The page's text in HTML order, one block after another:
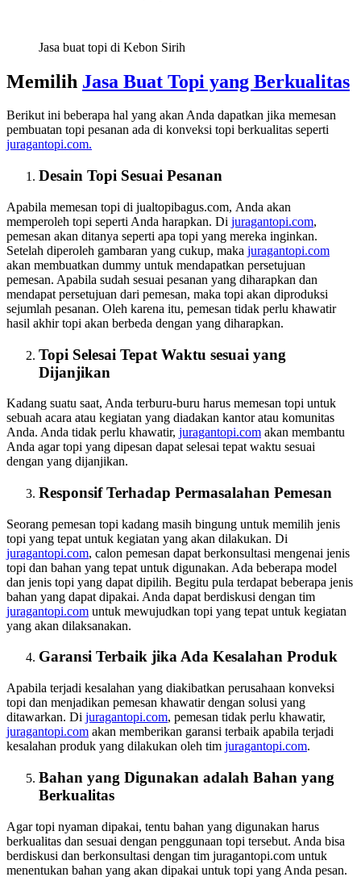
Jasa buat topi di Kebon Sirih
Memilih Jasa Buat Topi yang Berkualitas
Berikut ini beberapa hal yang akan Anda dapatkan jika memesan
pembuatan topi pesanan ada di konveksi topi berkualitas seperti
juragantopi.com.
Desain Topi Sesuai Pesanan
Apabila memesan topi di jualtopibagus.com, Anda akan
memperoleh topi seperti Anda harapkan. Di juragantopi.com,
pemesan akan ditanya seperti apa topi yang mereka inginkan.
Setelah diperoleh gambaran yang cukup, maka juragantopi.com
akan membuatkan dummy untuk mendapatkan persetujuan
pemesan. Apabila sudah sesuai pesanan yang diharapkan dan
mendapat persetujuan dari pemesan, maka topi akan diproduksi
sejumlah pesanan. Oleh karena itu, pemesan tidak perlu khawatir
hasil akhir topi akan berbeda dengan yang diharapkan.
Topi Selesai Tepat Waktu sesuai yang
Dijanjikan
Kadang suatu saat, Anda terburu-buru harus memesan topi untuk
sebuah acara atau kegiatan yang diadakan kantor atau komunitas
Anda. Anda tidak perlu khawatir, juragantopi.com akan membantu
Anda agar topi yang dipesan dapat selesai tepat waktu sesuai
dengan yang dijanjikan.
Responsif Terhadap Permasalahan Pemesan
Seorang pemesan topi kadang masih bingung untuk memilih jenis
topi yang tepat untuk kegiatan yang akan dilakukan. Di
juragantopi.com, calon pemesan dapat berkonsultasi mengenai jenis
topi dan bahan yang tepat untuk digunakan. Ada beberapa model
dan jenis topi yang dapat dipilih. Begitu pula terdapat beberapa jenis
bahan yang dapat dipakai. Anda dapat berdiskusi dengan tim
juragantopi.com untuk mewujudkan topi yang tepat untuk kegiatan
yang akan dilaksanakan.
Garansi Terbaik jika Ada Kesalahan Produk
Apabila terjadi kesalahan yang diakibatkan perusahaan konveksi
topi dan menjadikan pemesan khawatir dengan solusi yang
ditawarkan. Di juragantopi.com, pemesan tidak perlu khawatir,
juragantopi.com akan memberikan garansi terbaik apabila terjadi
kesalahan produk yang dilakukan oleh tim juragantopi.com.
Bahan yang Digunakan adalah Bahan yang
Berkualitas
Agar topi nyaman dipakai, tentu bahan yang digunakan harus
berkualitas dan sesuai dengan penggunaan topi tersebut. Anda bisa
berdiskusi dan berkonsultasi dengan tim juragantopi.com untuk
menentukan bahan yang akan dipakai untuk topi yang Anda pesan.